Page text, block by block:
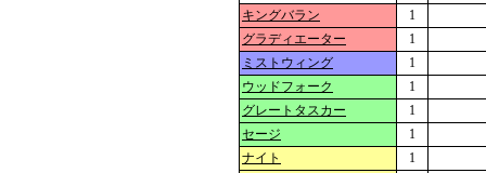
キングバラン
1
グラディエーター
1
ミストウィング
1
ウッドフォーク
1
グレートタスカー
1
セージ
1
ナイト
1